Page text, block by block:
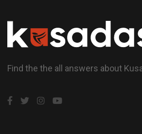
Find the the all answers about